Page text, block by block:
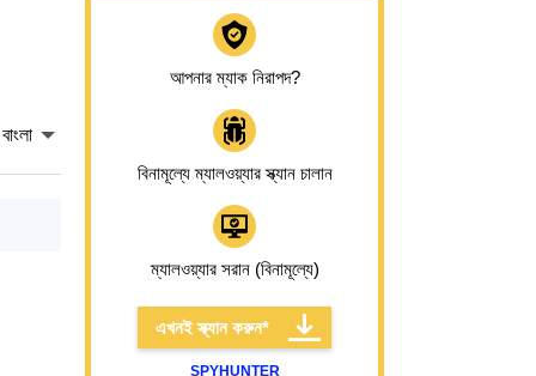
বাংলা
আপনার ম্যাক নিরাপদ?
বিনামূল্যে ম্যালওয়্যার স্ক্যান চালান
ম্যালওয়্যার সরান (বিনামূল্যে)
এখনই স্ক্যান করুন*
SPYHUNTER